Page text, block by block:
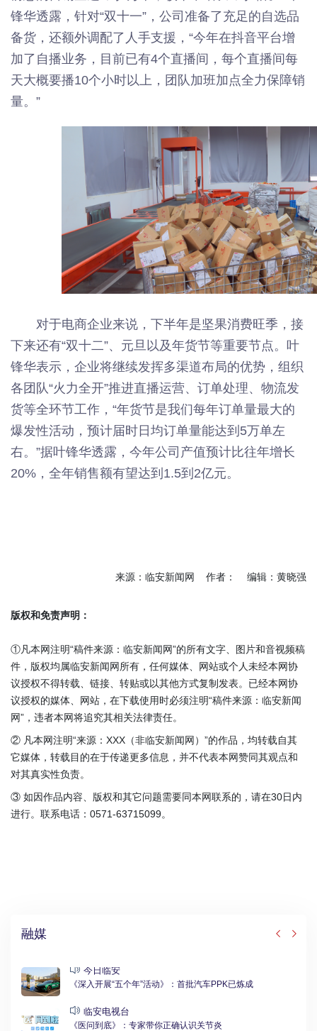
锋华透露，针对“双十一”，公司准备了充足的自选品
备货，还额外调配了人手支援，“今年在抖音平台增
加了自播业务，目前已有4个直播间，每个直播间每
天大概要播10个小时以上，团队加班加点全力保障销
量。”
对于电商企业来说，下半年是坚果消费旺季，接
下来还有“双十二”、元旦以及年货节等重要节点。叶
锋华表示，企业将继续发挥多渠道布局的优势，组织
各团队“火力全开”推进直播运营、订单处理、物流发
货等全环节工作，“年货节是我们每年订单量最大的
爆发性活动，预计届时日均订单量能达到5万单左
右。”据叶锋华透露，今年公司产值预计比往年增长
20%，全年销售额有望达到1.5到2亿元。
来源：临安新闻网 作者： 编辑：黄晓强
版权和免责声明：
①凡本网注明“稿件来源：临安新闻网”的所有文字、图片和音视频稿
件，版权均属临安新闻网所有，任何媒体、网站或个人未经本网协
议授权不得转载、链接、转贴或以其他方式复制发表。已经本网协
议授权的媒体、网站，在下载使用时必须注明“稿件来源：临安新闻
网”，违者本网将追究其相关法律责任。
② 凡本网注明“来源：XXX（非临安新闻网）”的作品，均转载自其
它媒体，转载目的在于传递更多信息，并不代表本网赞同其观点和
对其真实性负责。
③ 如因作品内容、版权和其它问题需要同本网联系的，请在30日内
进行。联系电话：0571-63715099。
融媒
今日临安
《深入开展“五个年”活动》：首批汽车PPK已炼成
临安电视台
《医问到底》：专家带你正确认识关节炎